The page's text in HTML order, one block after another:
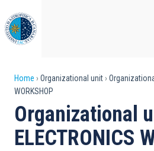
to
main
content
Breadcrumb
Home Organizational unit
WORKSHOP
Organizational
ELECTRONICS